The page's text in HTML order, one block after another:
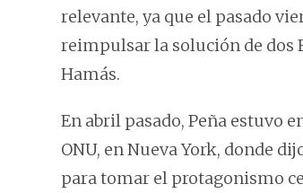
relevante, ya que el pasado
reimpulsar la solución de dos
Hamás.
En abril pasado, Peña estuvo
ONU, en Nueva York, donde
para tomar el protagonismo